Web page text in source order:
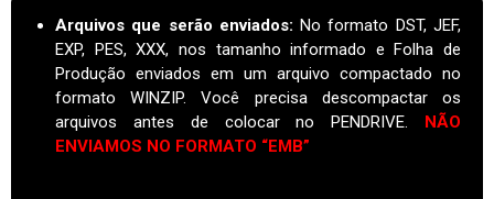
Arquivos que serão enviados: No formato DST, JEF,
EXP, PES, XXX, nos tamanho informado e Folha de
Produção enviados em um arquivo compactado no
formato WINZIP. Você precisa descompactar os
arquivos antes de colocar no PENDRIVE. NÃO
ENVIAMOS NO FORMATO “EMB”